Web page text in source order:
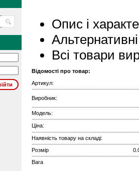
Опис і
Всі товари
Відомості про товар:
Артикул:
Виробник:
Модель:
Ціна:
Наявність товару на складі:
Розмір
Вага